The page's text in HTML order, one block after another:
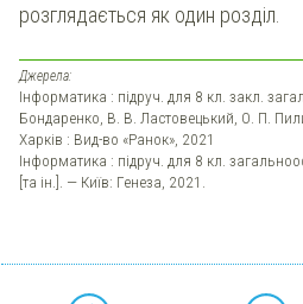
розглядається як один розділ.
Джерела:
Інформатика : підруч. для 8 кл. закл.
Бондаренко, В. В. Ластовецький, О. П.
Харків : Вид-во «Ранок», 2021
Інформатика : підруч. для 8 кл.
[та ін.]. — Київ: Генеза, 2021.